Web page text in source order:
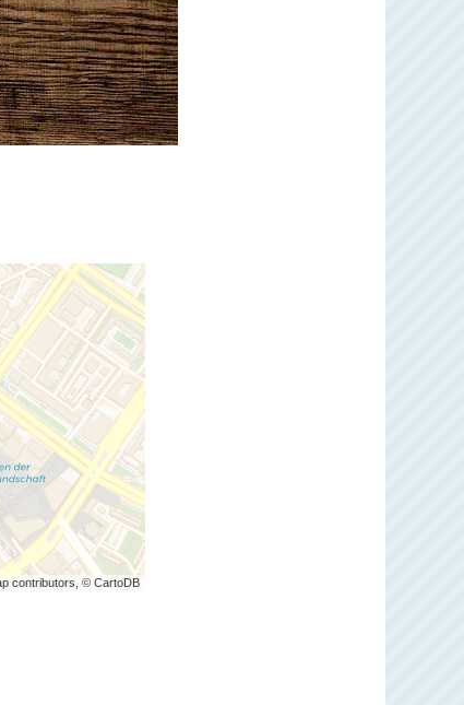
contributors, © CartoDB